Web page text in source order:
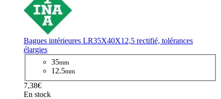
Bagues intérieures LR35X40X12,5 rectifié, tolérances
élargies
35mm
12.5mm
7,38€
En stock